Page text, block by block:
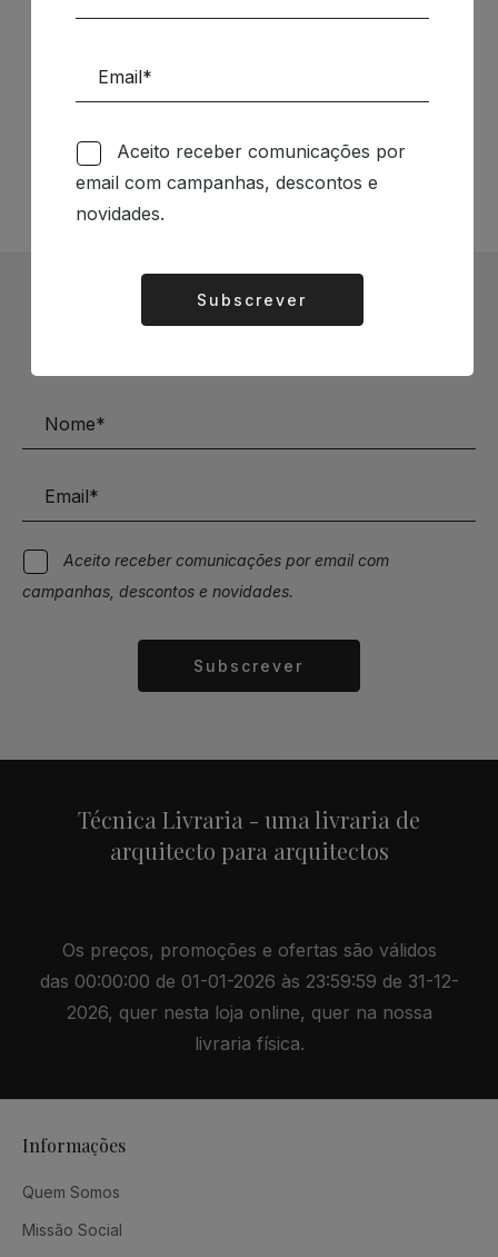
Siga-nos nas Redes Sociais
TÉCNICA LIVRARIA »
Subscrever Newsletter
Aceito receber comunicações por email com
campanhas, descontos e novidades.
Subscrever
Técnica Livraria - uma livraria de
arquitecto para arquitectos
Os preços, promoções e ofertas são válidos
das 00:00:00 de 01-01-2026 às 23:59:59 de 31-12-
2026, quer nesta loja online, quer na nossa
livraria física.
Informações
Quem Somos
Missão Social
Aceito receber comunicações por
email com campanhas, descontos e
novidades.
Subscrever